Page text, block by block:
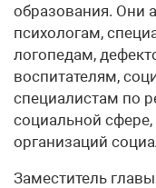
образования. Они
психологам,
логопедам,
воспитателям,
специалистам по
социальной
организаций
Заместитель